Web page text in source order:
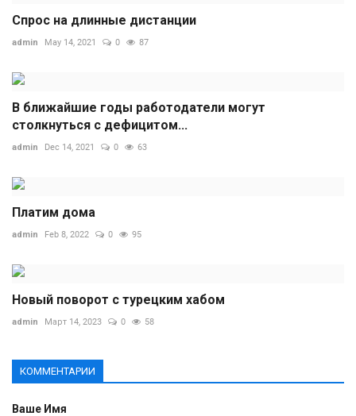
Спрос на длинные дистанции
admin May 14, 2021 0 87
В ближайшие годы работодатели могут
столкнуться с дефицитом...
admin Dec 14, 2021 0 63
Платим дома
admin Feb 8, 2022 0 95
Новый поворот с турецким хабом
admin Март 14, 2023 0 58
КОММЕНТАРИИ
Ваше Имя